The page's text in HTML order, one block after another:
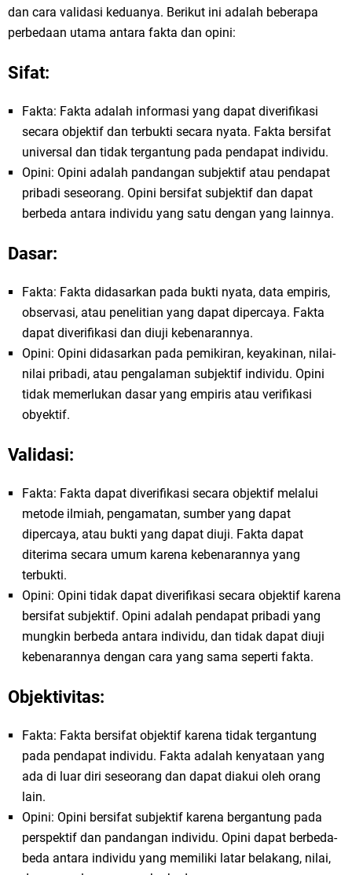
dan cara validasi keduanya. Berikut ini adalah beberapa
perbedaan utama antara fakta dan opini:
Sifat:
Fakta: Fakta adalah informasi yang dapat diverifikasi
secara objektif dan terbukti secara nyata. Fakta bersifat
universal dan tidak tergantung pada pendapat individu.
Opini: Opini adalah pandangan subjektif atau pendapat
pribadi seseorang. Opini bersifat subjektif dan dapat
berbeda antara individu yang satu dengan yang lainnya.
Dasar:
Fakta: Fakta didasarkan pada bukti nyata, data empiris,
observasi, atau penelitian yang dapat dipercaya. Fakta
dapat diverifikasi dan diuji kebenarannya.
Opini: Opini didasarkan pada pemikiran, keyakinan, nilai-
nilai pribadi, atau pengalaman subjektif individu. Opini
tidak memerlukan dasar yang empiris atau verifikasi
obyektif.
Validasi:
Fakta: Fakta dapat diverifikasi secara objektif melalui
metode ilmiah, pengamatan, sumber yang dapat
dipercaya, atau bukti yang dapat diuji. Fakta dapat
diterima secara umum karena kebenarannya yang
terbukti.
Opini: Opini tidak dapat diverifikasi secara objektif karena
bersifat subjektif. Opini adalah pendapat pribadi yang
mungkin berbeda antara individu, dan tidak dapat diuji
kebenarannya dengan cara yang sama seperti fakta.
Objektivitas:
Fakta: Fakta bersifat objektif karena tidak tergantung
pada pendapat individu. Fakta adalah kenyataan yang
ada di luar diri seseorang dan dapat diakui oleh orang
lain.
Opini: Opini bersifat subjektif karena bergantung pada
perspektif dan pandangan individu. Opini dapat berbeda-
beda antara individu yang memiliki latar belakang, nilai,